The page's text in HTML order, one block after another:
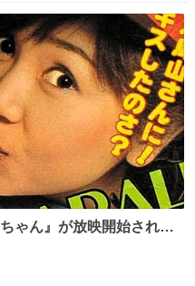
ゃん』が放映開始された
んです。